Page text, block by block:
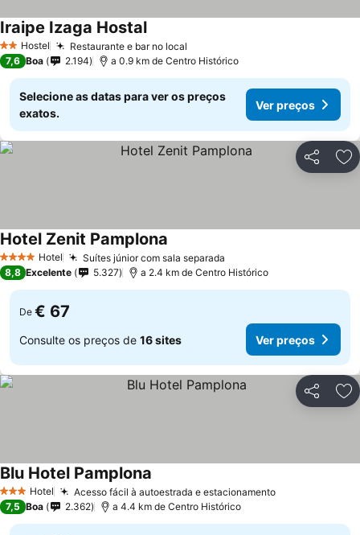
2 Estrelas
Hostel Restaurante e bar no local
Iraipe Izaga Hostal
7,6 Boa 2.194 a 0.9 km de Centro Histórico
Selecione as datas para ver os preços
exatos.
Ver preços
Partilhar
4 EstrelasHotel Suítes júnior com sala separada
Hotel Zenit Pamplona
8,8 Excelente 5.327 a 2.4 km de Centro Histórico
De € 67
Consulte os preços de 16 sites Ver preços
Partilhar
3 EstrelasHotel Acesso fácil à autoestrada e estacionamento
Blu Hotel Pamplona
7,5 Boa 2.362 a 4.4 km de Centro Histórico